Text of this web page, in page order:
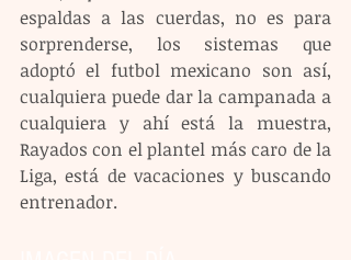
espaldas a las cuerdas, no es para
sorprenderse, los sistemas que
adoptó el futbol mexicano son así,
cualquiera puede dar la campanada a
cualquiera y ahí está la muestra,
Rayados con el plantel más caro de la
Liga, está de vacaciones y buscando
entrenador.